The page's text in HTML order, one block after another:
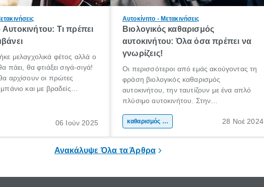
Τι πρέπει
μελαγχολικά φέτος αλλά ο
πάει, θα φτιάξει σιγά-σιγά!
αρχίσουν οι πρώτες
και με βραδείς
06 Ιούν 2025
Αυτοκίνητο - Μετακινήσεις
Βιολογικός καθαρισμός
αυτοκινήτου: Όλα όσα πρέπει να
γνωρίζεις!
Οι περισσότεροι από εμάς ακούγοντας τη
φράση βιολογικός καθαρισμός
αυτοκινήτου, την ταυτίζουν με ένα απλό
πλύσιμο αυτοκινήτου. Στην
βιολογικός καθαρισμός αυτοκινήτου, είναι
καθαρισμός αυτοκινήτου 28 Νοέ 2024
Ανακάλυψε Όλα τα Άρθρα